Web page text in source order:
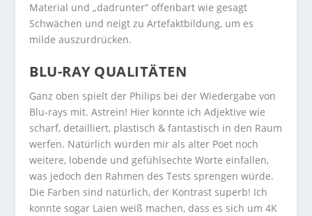
Material und „dadrunter“ offenbart wie gesagt
Schwächen und neigt zu Artefaktbildung, um es
milde auszurdrücken.
BLU-RAY QUALITÄTEN
Ganz oben spielt der Philips bei der Wiedergabe von
Blu-rays mit. Astrein! Hier könnte ich Adjektive wie
scharf, detailliert, plastisch & fantastisch in den Raum
werfen. Natürlich würden mir als alter Poet noch
weitere, lobende und gefühlsechte Worte einfallen,
was jedoch den Rahmen des Tests sprengen würde.
Die Farben sind natürlich, der Kontrast superb! Ich
konnte sogar Laien weiß machen, dass es sich um 4K